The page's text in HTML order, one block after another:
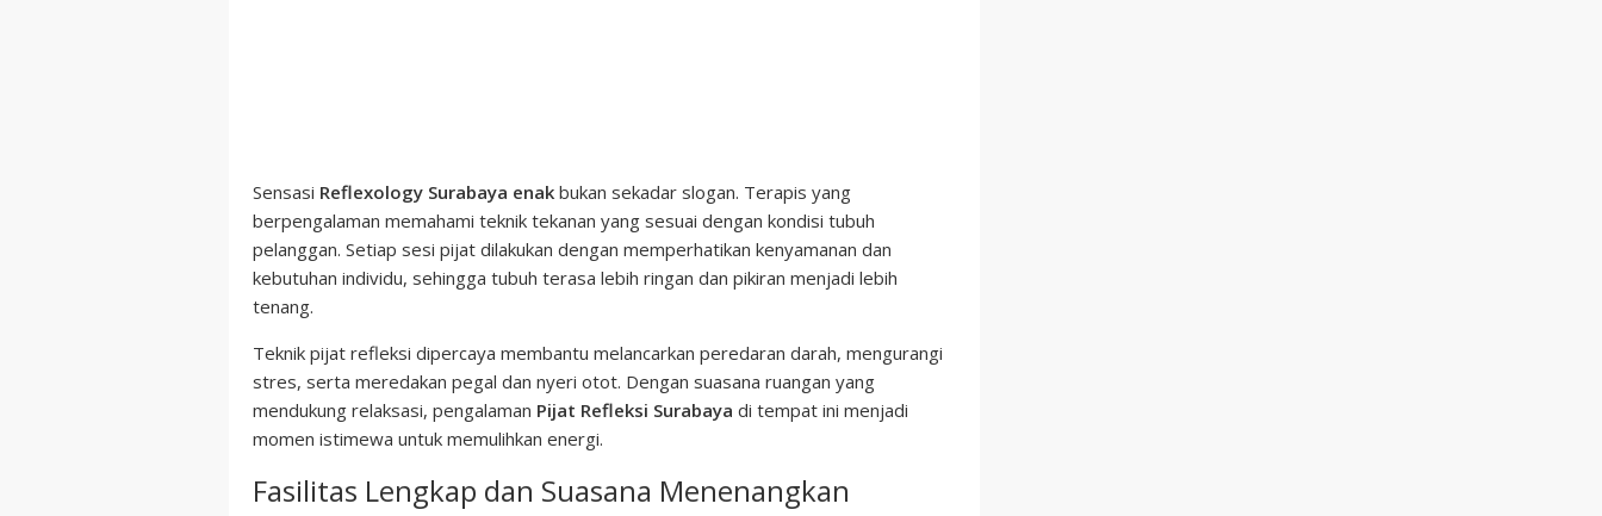
Sensasi Reflexology Surabaya enak bukan sekadar slogan. Terapis yang
berpengalaman memahami teknik tekanan yang sesuai dengan kondisi tubuh
pelanggan. Setiap sesi pijat dilakukan dengan memperhatikan kenyamanan dan
kebutuhan individu, sehingga tubuh terasa lebih ringan dan pikiran menjadi lebih
tenang.
Teknik pijat refleksi dipercaya membantu melancarkan peredaran darah, mengurangi
stres, serta meredakan pegal dan nyeri otot. Dengan suasana ruangan yang
mendukung relaksasi, pengalaman Pijat Refleksi Surabaya di tempat ini menjadi
momen istimewa untuk memulihkan energi.
Fasilitas Lengkap dan Suasana Menenangkan